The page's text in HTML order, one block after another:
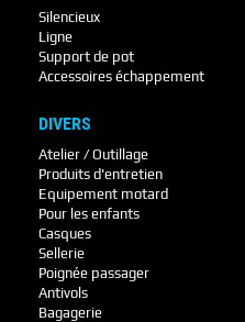
Silencieux
Ligne
Support de pot
Accessoires échappement
DIVERS
Atelier / Outillage
Produits d'entretien
Equipement motard
Pour les enfants
Casques
Sellerie
Poignée passager
Antivols
Bagagerie